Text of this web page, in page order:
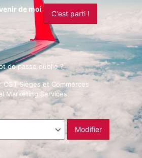
de moi
de passe oublié ?
Sièges et Commerces
Marketing Services